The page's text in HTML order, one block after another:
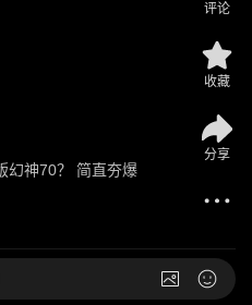
幻神70？ 简直夯爆
评论
收藏
分享